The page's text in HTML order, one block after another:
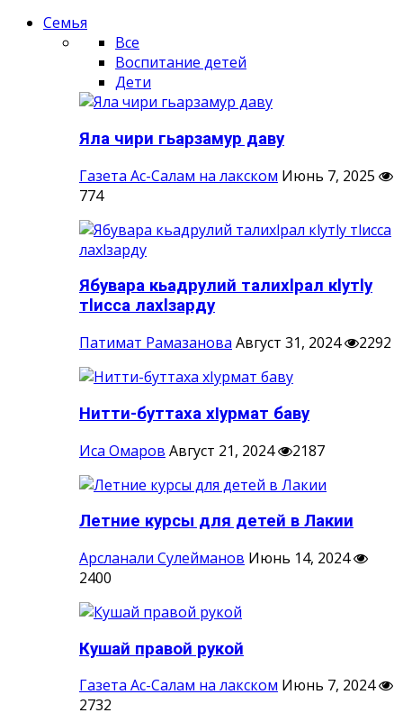
Семья
Все
Воспитание детей
Дети
Яла чири гьарзамур даву
Газета Ас-Салам на лакском Июнь 7, 2025
774
Ябувара кьадрулий талихlрал кlутlу
тlисса лахlзарду
Патимат Рамазанова Август 31, 2024 2292
Нитти-буттаха хIурмат баву
Иса Омаров Август 21, 2024 2187
Летние курсы для детей в Лакии
Арсланали Сулейманов Июнь 14, 2024
2400
Кушай правой рукой
Газета Ас-Салам на лакском Июнь 7, 2024
2732